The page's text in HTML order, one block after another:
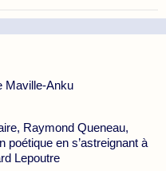
Maville-Anku
Raymond Queneau,
en s’astreignant à
Lepoutre